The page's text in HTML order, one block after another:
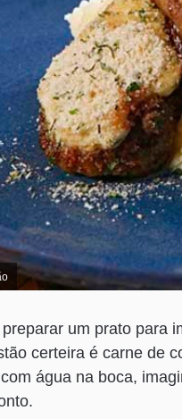
um prato para
certeira é carne de
água na boca,